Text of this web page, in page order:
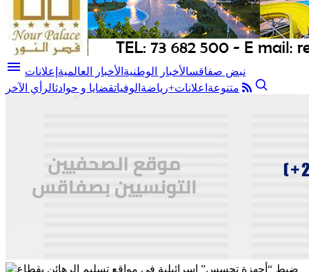
menu نبض صفاقسالأخبار الوطنية الأخبار العالمية إعلانات
متنوعة اعلانات+رياضة الوفياتقضايا و حوادثالرأي الآخر